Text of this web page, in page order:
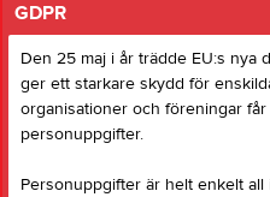
GDPR
Den 25 maj i år trädde EU:s nya
ger ett starkare skydd för
organisationer och föreningar
personuppgifter.
Personuppgifter är helt enkelt